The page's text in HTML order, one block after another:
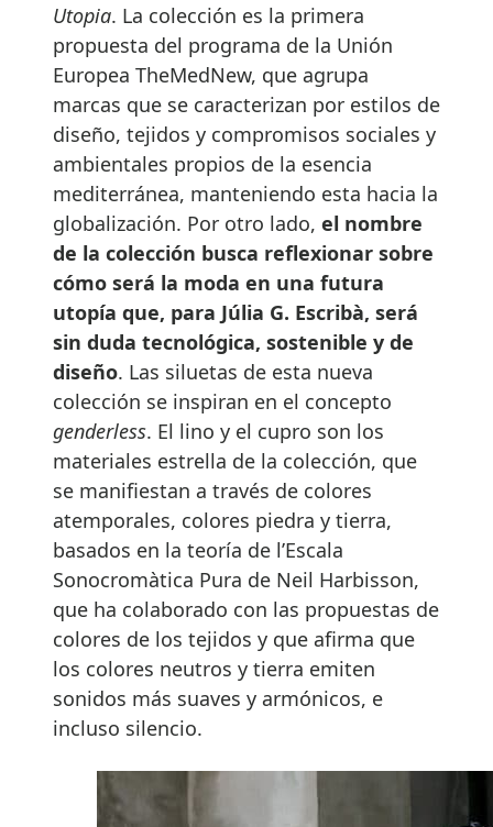
Utopia. La colección es la primera
propuesta del programa de la Unión
Europea TheMedNew, que agrupa
marcas que se caracterizan por estilos de
diseño, tejidos y compromisos sociales y
ambientales propios de la esencia
mediterránea, manteniendo esta hacia la
globalización. Por otro lado, el nombre
de la colección busca reflexionar sobre
cómo será la moda en una futura
utopía que, para Júlia G. Escribà, será
sin duda tecnológica, sostenible y de
diseño. Las siluetas de esta nueva
colección se inspiran en el concepto
genderless. El lino y el cupro son los
materiales estrella de la colección, que
se manifiestan a través de colores
atemporales, colores piedra y tierra,
basados en la teoría de l’Escala
Sonocromàtica Pura de Neil Harbisson,
que ha colaborado con las propuestas de
colores de los tejidos y que afirma que
los colores neutros y tierra emiten
sonidos más suaves y armónicos, e
incluso silencio.